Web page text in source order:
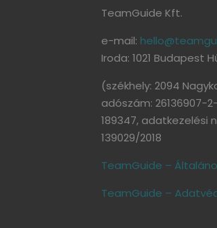
TeamGuide Kft.
e-mail:
Iroda: 1021 Budapest
(székhely: 2094
adószám: 26136907-
189347, adatkezelési
139029/2018
TeamGuide –
TeamGuide –